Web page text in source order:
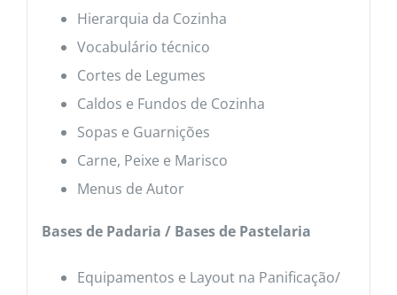
Hierarquia da Cozinha
Vocabulário técnico
Cortes de Legumes
Caldos e Fundos de Cozinha
Sopas e Guarnições
Carne, Peixe e Marisco
Menus de Autor
Bases de Padaria / Bases de Pastelaria
Equipamentos e Layout na Panificação/